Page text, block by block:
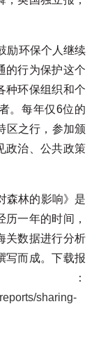
励环保个人继续
的行为保护这个
种环保组织和个
。每年仅6位的
区之行，参加颁
政治、公共政策
森林的影响》是
一年的时间，
关数据进行分析
写而成。下载报
sharing-